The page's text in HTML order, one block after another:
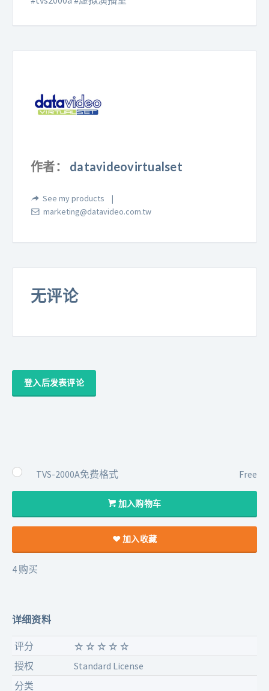
作者： datavideovirtualset
See my products
marketing@datavideo.com.tw
无评论
登入后发表评论
TVS-2000A免费格式 Free
加入购物车
加入收藏
4 购买
详细资料
评分
授权
Standard License
分类